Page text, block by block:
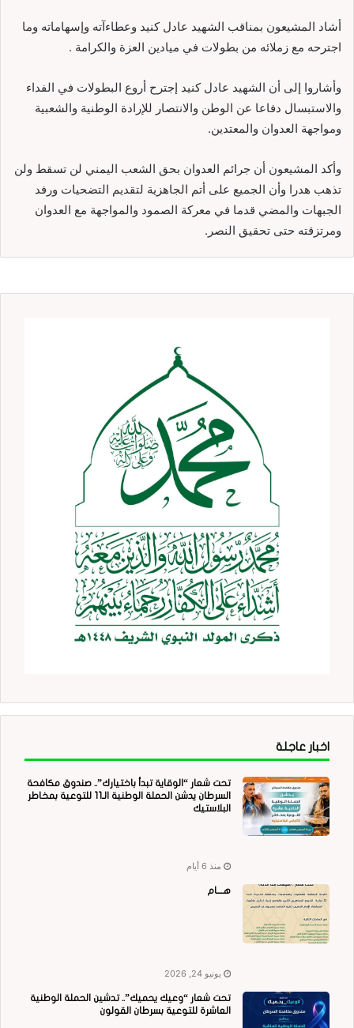
أشاد المشيعون بمناقب الشهيد عادل كنيد وعطاءآته وإسهاماته وما
اجترحه مع زملائه من بطولات في ميادين العزة والكرامة .
وأشاروا إلى أن الشهيد عادل كنيد إجترح أروع البطولات في الفداء
والاستبسال دفاعا عن الوطن والانتصار للإرادة الوطنية والشعبية
ومواجهة العدوان والمعتدين.
وأكد المشيعون أن جرائم العدوان بحق الشعب اليمني لن تسقط ولن
تذهب هدرا وأن الجميع على أتم الجاهزية لتقديم التضحيات ورفد
الجبهات والمضي قدما في معركة الصمود والمواجهة مع العدوان
ومرتزقته حتى تحقيق النصر.
اخبار عاجلة
تحت شعار “الوقاية تبدأ باختيارك”.. صندوق مكافحة
السرطان يدشن الحملة الوطنية الـ11 للتوعية بمخاطر
البلاستيك
منذ 6 أيام
هــــام
يونيو 24, 2026
تحت شعار “وعيك يحميك”.. تدشين الحملة الوطنية
العاشرة للتوعية بسرطان القولون